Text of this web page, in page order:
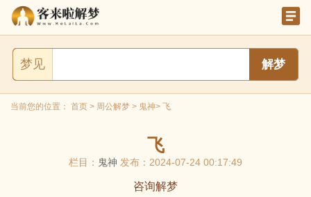
梦见
当前您的位置： 首页 > 周公解梦 > 鬼神> 飞
飞
栏目： 鬼神 发布：2024-07-24 00:17:49
咨询解梦